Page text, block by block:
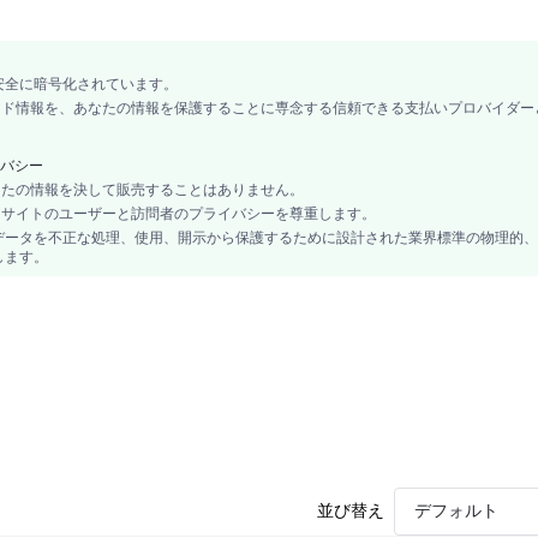
に暗号化されています。
情報を、あなたの情報を保護することに専念する信頼できる支払いプロバイダ
シー
の情報を決して販売することはありません。
イトのユーザーと訪問者のプライバシーを尊重します。
タを不正な処理、使用、開示から保護するために設計された業界標準の物理的
す。
並び替え デフォルト